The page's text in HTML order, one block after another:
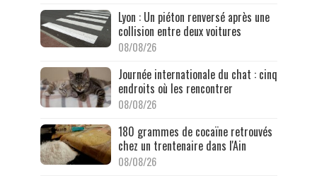
Lyon : Un piéton renversé après une
collision entre deux voitures
08/08/26
Journée internationale du chat : cinq
endroits où les rencontrer
08/08/26
180 grammes de cocaïne retrouvés
chez un trentenaire dans l'Ain
08/08/26